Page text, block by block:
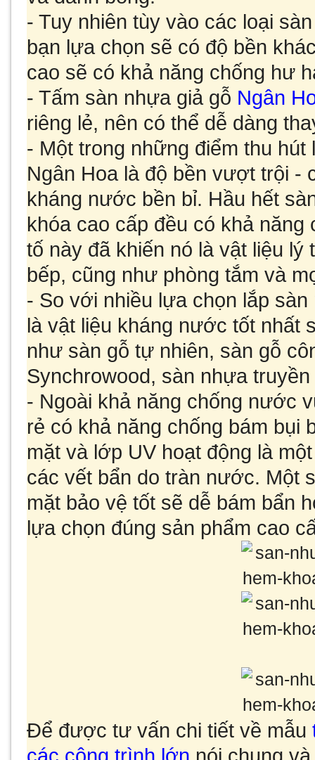
- Tuy nhiên tùy vào các loại
bạn lựa chọn sẽ có độ bền
cao sẽ có khả năng chống hư
- Tấm sàn nhựa giả gỗ Ngân
riêng lẻ, nên có thể dễ dàng
- Một trong những điểm thu
Ngân Hoa là độ bền vượt trội -
kháng nước bền bỉ. Hầu hết
khóa cao cấp đều có khả
tố này đã khiến nó là vật liệu
bếp, cũng như phòng tắm và
- So với nhiều lựa chọn lắp
là vật liệu kháng nước tốt nhất
như sàn gỗ tự nhiên, sàn gỗ
Synchrowood, sàn nhựa
- Ngoài khả năng chống nước
rẻ có khả năng chống bám bụi
mặt và lớp UV hoạt động là
các vết bẩn do tràn nước. Một
mặt bảo vệ tốt sẽ dễ bám bẩn
lựa chọn đúng sản phẩm cao
Để được tư vấn chi tiết về mẫu